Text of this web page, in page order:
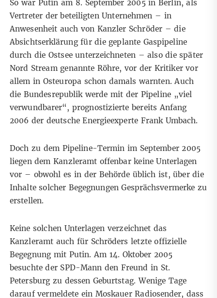
So war Putin am 8. September 2005 in Berlin, als
Vertreter der beteiligten Unternehmen – in
Anwesenheit auch von Kanzler Schröder – die
Absichtserklärung für die geplante Gaspipeline
durch die Ostsee unterzeichneten – also die später
Nord Streamgenannte Röhre, vor der Kritiker vor
allem in Osteuropa schon damals warnten. Auch
die Bundesrepublik werde mit der Pipeline „viel
verwundbarer“, prognostizierte bereits Anfang
2006 der deutsche Energieexperte Frank Umbach.
Doch zu dem Pipeline-Termin im September 2005
liegen dem Kanzleramt offenbar keine Unterlagen
vor – obwohl es in der Behörde üblich ist, über die
Inhalte solcher Begegnungen Gesprächsvermerke zu
erstellen.
Keine solchen Unterlagen verzeichnet das
Kanzleramt auch für Schröders letzte offizielle
Begegnung mit Putin. Am 14. Oktober 2005
besuchte der SPD-Mann den Freund in St.
Petersburg zu dessen Geburtstag. Wenige Tage
darauf vermeldete ein Moskauer Radiosender, dass